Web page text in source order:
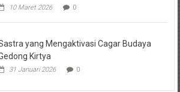
10 Maret 2026 0
yang Mengaktivasi Cagar Budaya
Kirtya
31 Januari 2026 0